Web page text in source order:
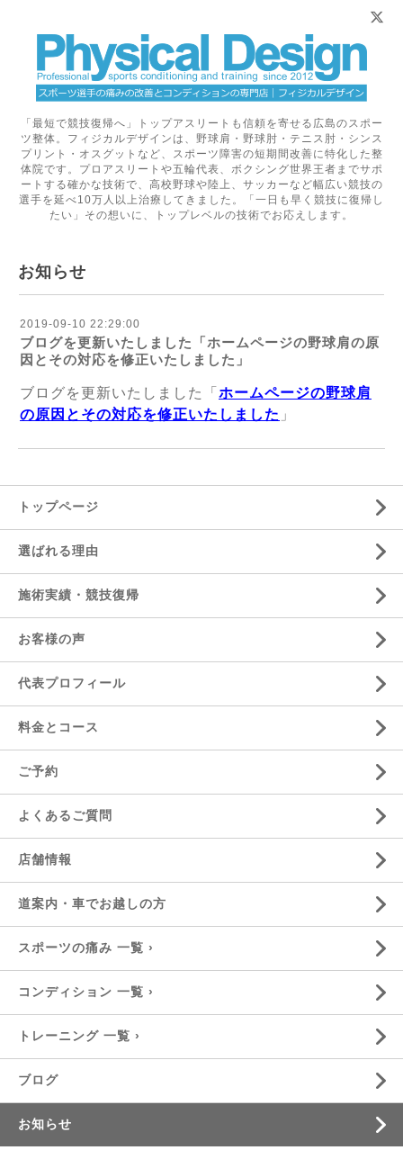
「最短で競技復帰へ」トップアスリートも信頼を寄せる広島のスポー
ツ整体。フィジカルデザインは、野球肩・野球肘・テニス肘・シンス
プリント・オスグットなど、スポーツ障害の短期間改善に特化した整
体院です。プロアスリートや五輪代表、ボクシング世界王者までサポ
ートする確かな技術で、高校野球や陸上、サッカーなど幅広い競技の
選手を延べ10万人以上治療してきました。「一日も早く競技に復帰し
たい」その想いに、トップレベルの技術でお応えします。
お知らせ
2019-09-10 22:29:00
ブログを更新いたしました「ホームページの野球肩の原
因とその対応を修正いたしました」
ブログを更新いたしました「 ホームページの野球肩
の原因とその対応を修正いたしました 」
トップページ
選ばれる理由
施術実績・競技復帰
お客様の声
代表プロフィール
料金とコース
ご予約
よくあるご質問
店舗情報
道案内・車でお越しの方
スポーツの痛み 一覧 ›
コンディション 一覧 ›
トレーニング 一覧 ›
ブログ
お知らせ